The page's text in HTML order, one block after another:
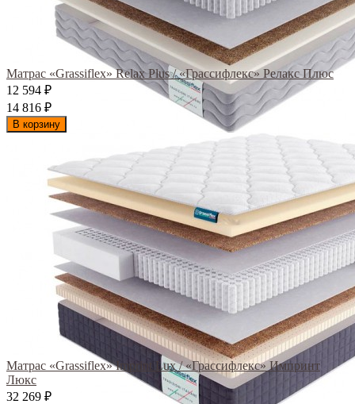
Матрас «Grassiflex» Relax Plus / «Грассифлекс» Релакс Плюс
12 594 ₽
14 816 ₽
В корзину
Матрас «Grassiflex» Imprint Lux / «Грассифлекс» Импринт
Люкс
32 269 ₽